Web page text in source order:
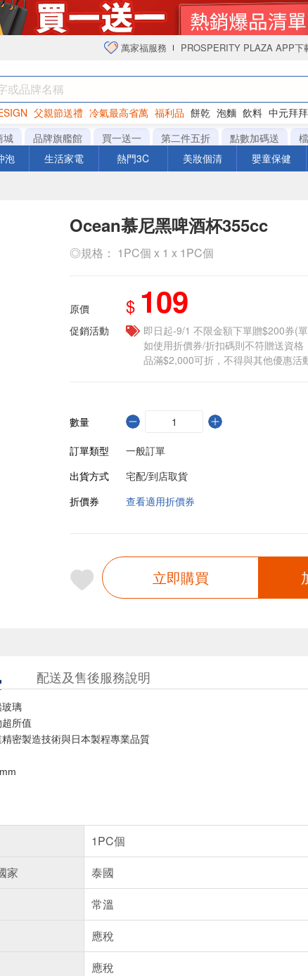
萬家福服務 PROSPERITY PLAZA APP下
父親節送禮 冷氣最高省萬 福利品 餅乾 泡麵 飲料 中元拜拜
衛生紙
城 品牌旗艦館 買一送一 第二件五折 點數加碼送
泡 生活家電 熱門3C 美妝個清 嬰童保健
Ocean慕尼黑啤酒杯355cc
◎規格： 1PC個 x 1 x 1PC個
原價 $ 109
促銷活動
即日起-9/1 不限金額下單贈$200券(
如使用折價券/折扣碼則不符贈送資
品滿$2,000可折，不得與其他優惠活
數量
訂單類型
一般訂單
出貨方式
宅配/到店取貨
折價券
查看適用折價券
立即購買
配送及售後服務說明
玻璃
所值
密製造技術與日本製程專業品質
1PC個
家
泰國
常溫
應稅
應稅